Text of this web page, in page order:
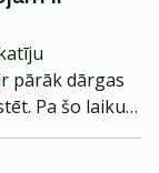
pārāk dārgas
Pa šo laiku
indeksam ir
krīzes. Ir